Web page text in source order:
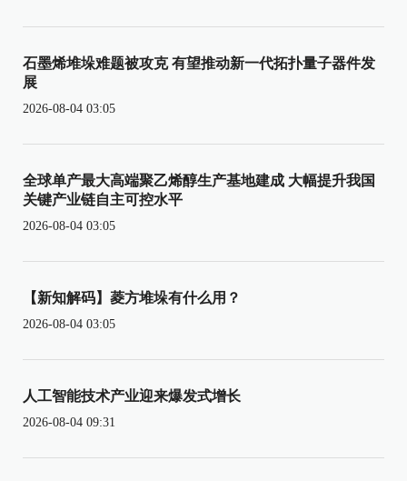
石墨烯堆垛难题被攻克 有望推动新一代拓扑量子器件发
展
2026-08-04 03:05
全球单产最大高端聚乙烯醇生产基地建成 大幅提升我国
关键产业链自主可控水平
2026-08-04 03:05
【新知解码】菱方堆垛有什么用？
2026-08-04 03:05
人工智能技术产业迎来爆发式增长
2026-08-04 09:31